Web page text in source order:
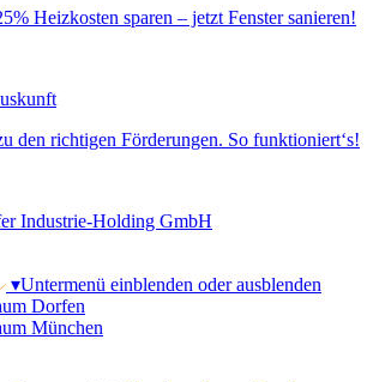
Heizkosten sparen – jetzt Fenster sanieren!
den richtigen Förderungen. So funktioniert‘s!
▾Untermenü einblenden oder ausblenden
Dorfen
München